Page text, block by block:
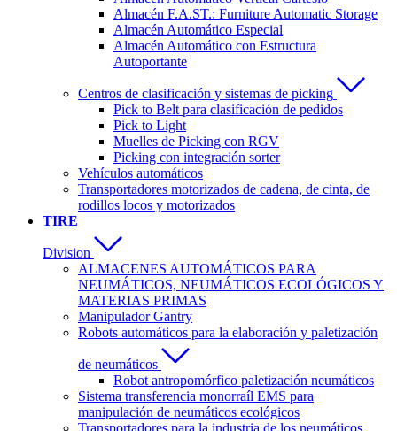
Almacén F.A.ST.: Furniture Automatic Storage
Almacén Automático Especial
Almacén Automático con Estructura
Autoportante
Centros de clasificación y sistemas de picking
Pick to Belt para clasificación de pedidos
Pick to Light
Muelles de Picking con RGV
Picking con integración sorter
Vehículos automáticos
Transportadores motorizados de cadena, de cinta, de
rodillos locos y motorizados
TIRE
Division
ALMACENES AUTOMÁTICOS PARA
NEUMÁTICOS, NEUMÁTICOS ECOLÓGICOS Y
MATERIAS PRIMAS
Manipulador Gantry
Robots automáticos para la elaboración y paletización
de neumáticos
Robot antropomórfico paletización neumáticos
Sistema transferencia monorraíl EMS para
manipulación de neumáticos ecológicos
Transportadores para la industria de los neumáticos